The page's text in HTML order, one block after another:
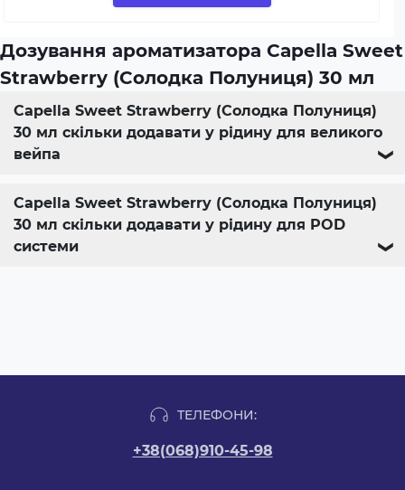
Дозування ароматизатора Capella Sweet
Strawberry (Солодка Полуниця) 30 мл
Capella Sweet Strawberry (Солодка Полуниця)
30 мл скільки додавати у рідину для великого
вейпа
❯
Capella Sweet Strawberry (Солодка Полуниця)
30 мл скільки додавати у рідину для POD
системи
❯
ТЕЛЕФОНИ:
+38(068)910-45-98